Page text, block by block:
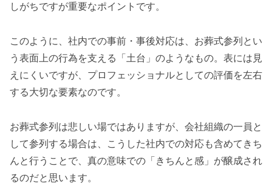
しがちですが重要なポイントです。
このように、社内での事前・事後対応は、お葬式参列とい
う表面上の行為を支える「土台」のようなもの。表には見
えにくいですが、プロフェッショナルとしての評価を左右
する大切な要素なのです。
お葬式参列は悲しい場ではありますが、会社組織の一員と
して参列する場合は、こうした社内での対応も含めてきち
んと行うことで、真の意味での「きちんと感」が醸成され
るのだと思います。